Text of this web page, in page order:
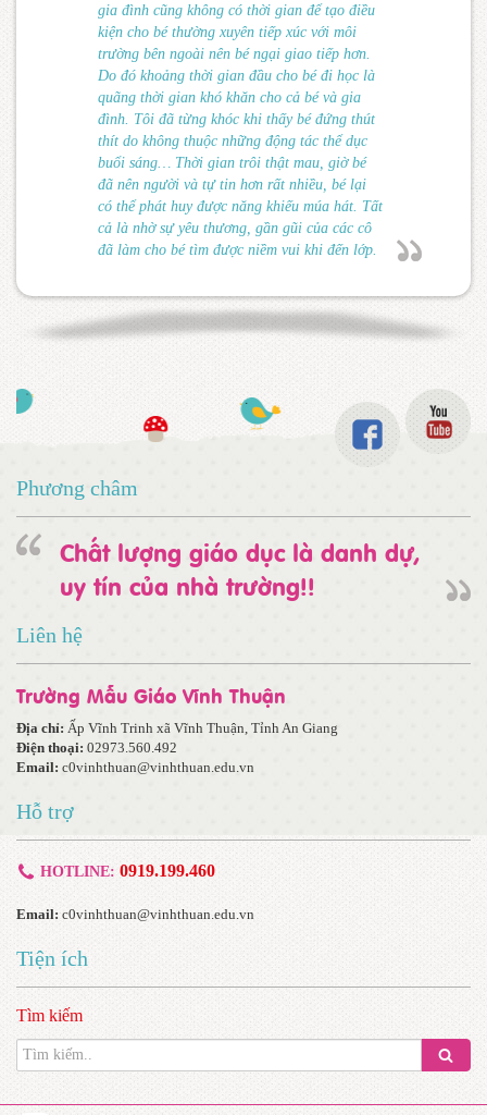
gia đình cũng không có thời gian để tạo điều
kiện cho bé thường xuyên tiếp xúc với môi
trường bên ngoài nên bé ngại giao tiếp hơn.
Do đó khoảng thời gian đầu cho bé đi học là
quãng thời gian khó khăn cho cả bé và gia
đình. Tôi đã từng khóc khi thấy bé đứng thút
thít do không thuộc những động tác thể dục
buổi sáng… Thời gian trôi thật mau, giờ bé
đã nên người và tự tin hơn rất nhiều, bé lại
có thể phát huy được năng khiếu múa hát. Tất
cả là nhờ sự yêu thương, gần gũi của các cô
đã làm cho bé tìm được niềm vui khi đến lớp.
Phương châm
Chất lượng giáo dục là danh dự,
uy tín của nhà trường!!
Liên hệ
Trường Mẫu Giáo Vĩnh Thuận
Địa chỉ: Ấp Vĩnh Trinh xã Vĩnh Thuận, Tỉnh An Giang
Điện thoại: 02973.560.492
Email: c0vinhthuan@vinhthuan.edu.vn
Hỗ trợ
HOTLINE: 0919.199.460
Email: c0vinhthuan@vinhthuan.edu.vn
Tiện ích
Tìm kiếm